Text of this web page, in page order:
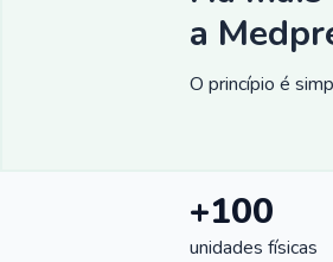
a
O princípio é
+100
unidades físicas